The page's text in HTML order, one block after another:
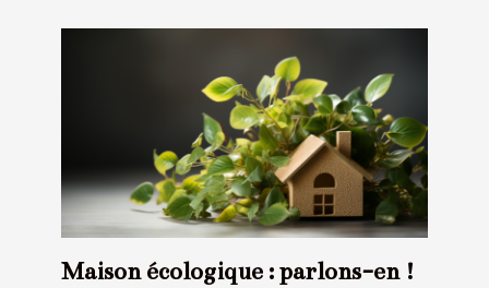
Maison écologique : parlons-en !